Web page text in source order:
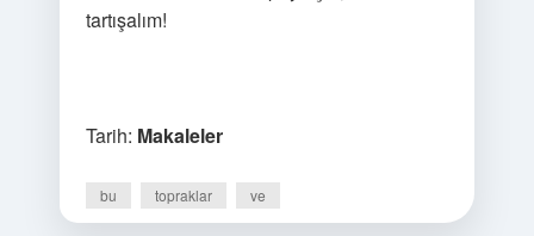
tartışalım!
Tarih: Makaleler
bu topraklar ve